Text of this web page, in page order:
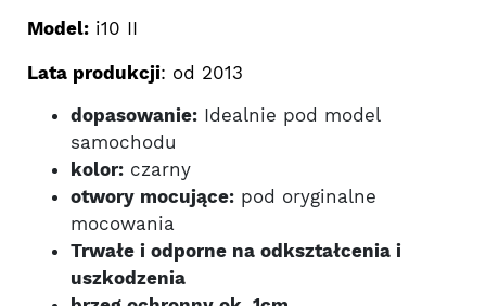
Model: i10 II
Lata produkcji: od 2013
dopasowanie: Idealnie pod model
samochodu
kolor: czarny
otwory mocujące: pod oryginalne
mocowania
Trwałe i odporne na odkształcenia i
uszkodzenia